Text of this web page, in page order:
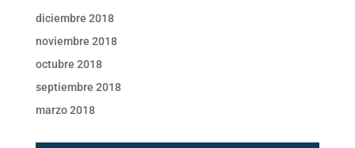
diciembre 2018
noviembre 2018
octubre 2018
septiembre 2018
marzo 2018